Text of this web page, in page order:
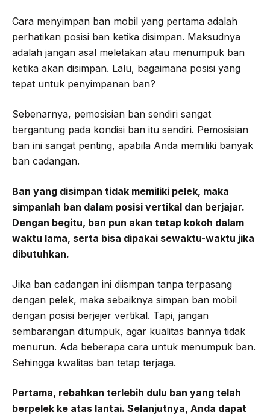
Cara menyimpan ban mobil yang pertama adalah
perhatikan posisi ban ketika disimpan. Maksudnya
adalah jangan asal meletakan atau menumpuk ban
ketika akan disimpan. Lalu, bagaimana posisi yang
tepat untuk penyimpanan ban?
Sebenarnya, pemosisian ban sendiri sangat
bergantung pada kondisi ban itu sendiri. Pemosisian
ban ini sangat penting, apabila Anda memiliki banyak
ban cadangan.
Ban yang disimpan tidak memiliki pelek, maka
simpanlah ban dalam posisi vertikal dan berjajar.
Dengan begitu, ban pun akan tetap kokoh dalam
waktu lama, serta bisa dipakai sewaktu-waktu jika
dibutuhkan.
Jika ban cadangan ini diismpan tanpa terpasang
dengan pelek, maka sebaiknya simpan ban mobil
dengan posisi berjejer vertikal. Tapi, jangan
sembarangan ditumpuk, agar kualitas bannya tidak
menurun. Ada beberapa cara untuk menumpuk ban.
Sehingga kwalitas ban tetap terjaga.
Pertama, rebahkan terlebih dulu ban yang telah
berpelek ke atas lantai. Selanjutnya, Anda dapat